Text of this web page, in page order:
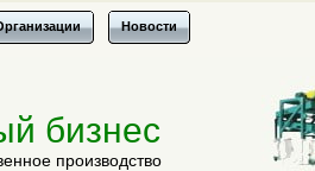
Новости
бизнес
производство